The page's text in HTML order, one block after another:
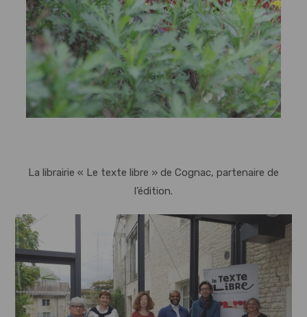
La librairie « Le texte libre » de Cognac, partenaire de
l’édition.